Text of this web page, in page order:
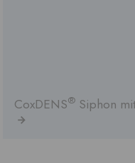
CoxDENS® Siphon